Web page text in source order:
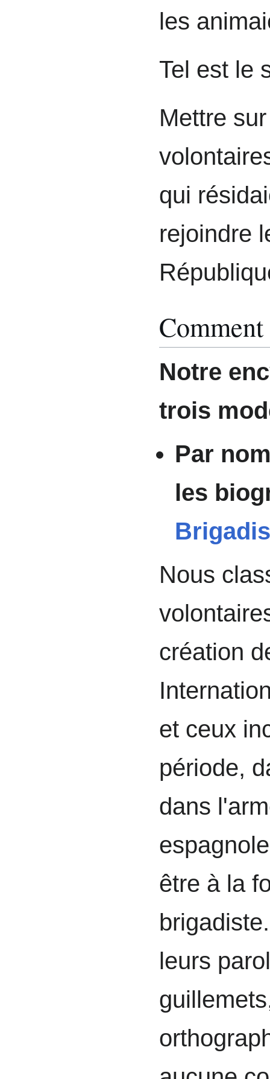
les
Tel est le
Mettre
qui
rejoindre
Notre
trois
Par
les
Nous
création
et ceux
période,
dans
être à la
leurs